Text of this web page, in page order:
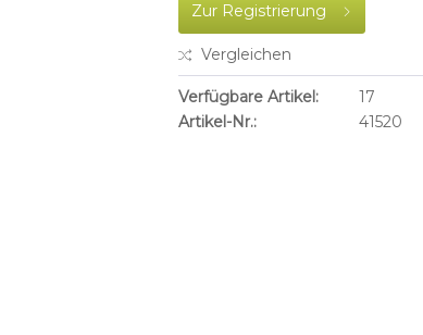
Zur Registrierung
Vergleichen
Verfügbare Artikel:
17
Artikel-Nr.:
41520